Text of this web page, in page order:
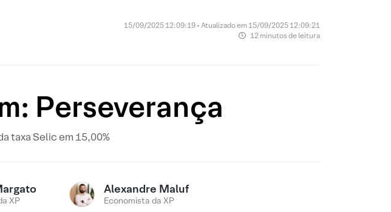
15/09/2025 12:09:19 • Atualizado em 15/09/2025 12:09:21
12 minutos de leitura
Perseverança
taxa Selic em 15,00%
XP
Alexandre Maluf
Economista da XP